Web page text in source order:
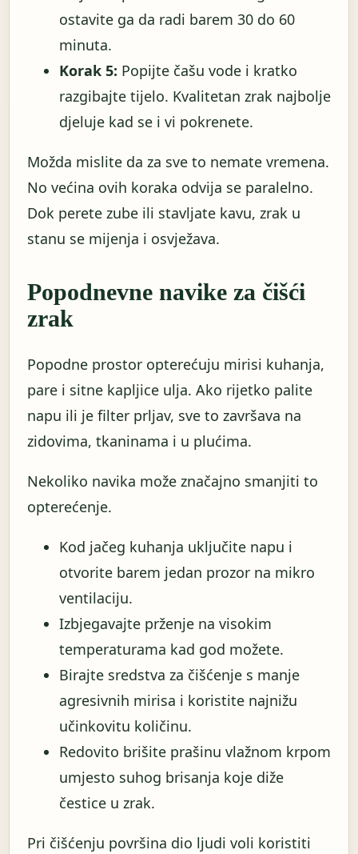
ostavite ga da radi barem 30 do 60
minuta.
Korak 5: Popijte čašu vode i kratko
razgibajte tijelo. Kvalitetan zrak najbolje
djeluje kad se i vi pokrenete.
Možda mislite da za sve to nemate vremena.
No većina ovih koraka odvija se paralelno.
Dok perete zube ili stavljate kavu, zrak u
stanu se mijenja i osvježava.
Popodnevne navike za čišći
zrak
Popodne prostor opterećuju mirisi kuhanja,
pare i sitne kapljice ulja. Ako rijetko palite
napu ili je filter prljav, sve to završava na
zidovima, tkaninama i u plućima.
Nekoliko navika može značajno smanjiti to
opterećenje.
Kod jačeg kuhanja uključite napu i
otvorite barem jedan prozor na mikro
ventilaciju.
Izbjegavajte prženje na visokim
temperaturama kad god možete.
Birajte sredstva za čišćenje s manje
agresivnih mirisa i koristite najnižu
učinkovitu količinu.
Redovito brišite prašinu vlažnom krpom
umjesto suhog brisanja koje diže
čestice u zrak.
Pri čišćenju površina dio ljudi voli koristiti